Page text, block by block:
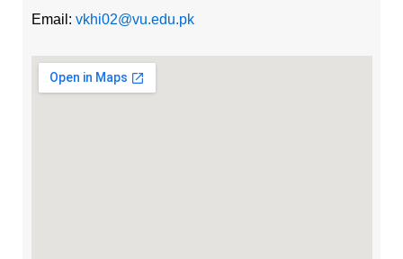
Email: vkhi02@vu.edu.pk